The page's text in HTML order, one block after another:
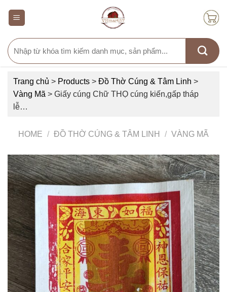
Search
for:
Trang chủ > Products > Đồ Thờ Cúng & Tâm Linh >
Vàng Mã > Giấy cúng Chữ THỌ cúng kiến,gấp tháp
lễ…
HOME / ĐỒ THỜ CÚNG & TÂM LINH / VÀNG MÃ